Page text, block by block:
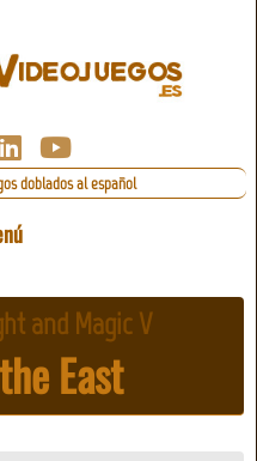
doblados al español
and Magic V
East